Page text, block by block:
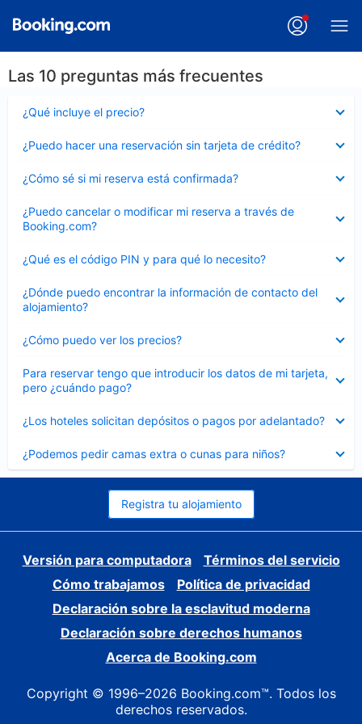
Las 10 preguntas más frecuentes
¿Qué incluye el precio?
cerrado
¿Puedo hacer una reservación sin tarjeta de crédito?
cerrado
¿Cómo sé si mi reserva está confirmada?
cerrado
¿Puedo cancelar o modificar mi reserva a través de
Booking.com?
cerrado
¿Qué es el código PIN y para qué lo necesito?
cerrado
¿Dónde puedo encontrar la información de contacto del
alojamiento?
cerrado
¿Cómo puedo ver los precios?
cerrado
Para reservar tengo que introducir los datos de mi tarjeta,
pero ¿cuándo pago?
cerrado
¿Los hoteles solicitan depósitos o pagos por adelantado?
cerrado
¿Podemos pedir camas extra o cunas para niños?
cerrado
Registra tu alojamiento
Versión para computadora
Términos del servicio
Cómo trabajamos
Política de privacidad
Declaración sobre la esclavitud moderna
Declaración sobre derechos humanos
Acerca de Booking.com
Copyright © 1996–2026 Booking.com™. Todos los
derechos reservados.